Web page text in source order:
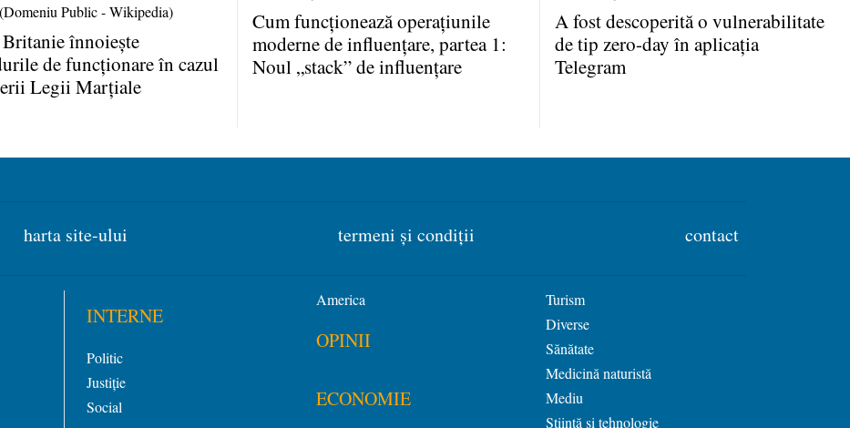
înnoieşte
de funcţionare în cazul
Legii Marţiale
Cum funcţionează operaţiunile
moderne de influenţare, partea 1:
Noul „stack” de influenţare
A fost descoperită o vulnerabilitate
de tip zero-day în aplicaţia
Telegram
harta site-ului termeni și condiții contact
INTERNE
Politic
Justiție
Social
America
OPINII
ECONOMIE
Turism
Diverse
Sănătate
Medicină naturistă
Mediu
Știință si tehnologie